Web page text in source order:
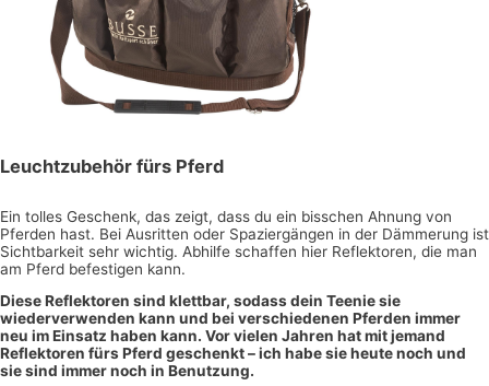
Leuchtzubehör fürs Pferd
Ein tolles Geschenk, das zeigt, dass du ein bisschen Ahnung von
Pferden hast. Bei Ausritten oder Spaziergängen in der Dämmerung ist
Sichtbarkeit sehr wichtig. Abhilfe schaffen hier Reflektoren, die man
am Pferd befestigen kann.
Diese Reflektoren sind klettbar, sodass dein Teenie sie
wiederverwenden kann und bei verschiedenen Pferden immer
neu im Einsatz haben kann. Vor vielen Jahren hat mit jemand
Reflektoren fürs Pferd geschenkt – ich habe sie heute noch und
sie sind immer noch in Benutzung.